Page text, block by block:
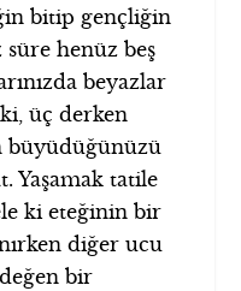
bitip gençliğin
süre henüz beş
beyazlar
üç derken
büyüdüğünüzü
Yaşamak tatile
ki eteğinin bir
diğer ucu
değen bir